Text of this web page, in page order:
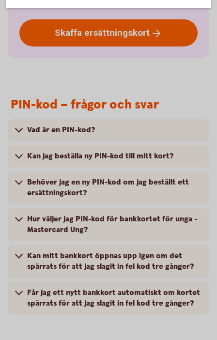
Skaffa ersättningskort
PIN-kod – frågor och svar
Vad är en PIN-kod?
Kan jag beställa ny PIN-kod till mitt kort?
Behöver jag en ny PIN-kod om jag beställt ett
ersättningskort?
Hur väljer jag PIN-kod för bankkortet för unga -
Mastercard Ung?
Kan mitt bankkort öppnas upp igen om det
spärrats för att jag slagit in fel kod tre gånger?
Får jag ett nytt bankkort automatiskt om kortet
spärrats för att jag slagit in fel kod tre gånger?